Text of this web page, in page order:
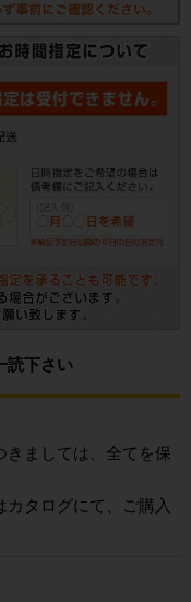
読下さい
きましては、全てを保
タログにて、ご購入